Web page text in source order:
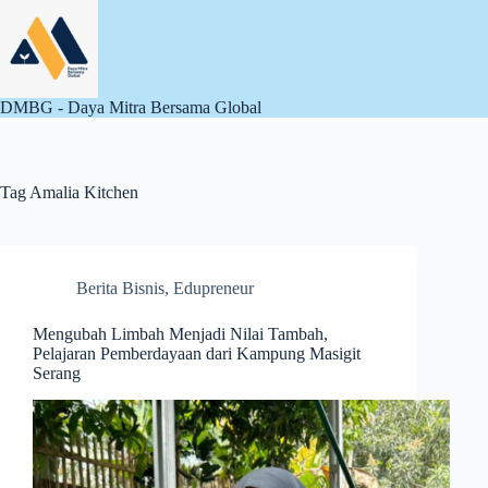
content
DMBG - Daya Mitra Bersama Global
Tag Amalia Kitchen
Berita Bisnis, Edupreneur
Mengubah Limbah Menjadi Nilai Tambah,
Pelajaran Pemberdayaan dari Kampung Masigit
Serang